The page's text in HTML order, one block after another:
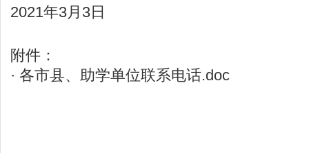
2021年3月3日
附件：
· 各市县、助学单位联系电话.doc